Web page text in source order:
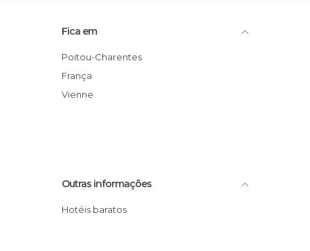
Fica em
Poitou-Charentes
França
Vienne
Outras informações
Hotéis baratos